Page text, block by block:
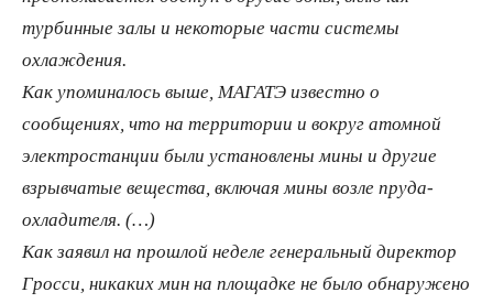
турбинные залы и некоторые части системы
охлаждения.
Как упоминалось выше, МАГАТЭ известно о
сообщениях, что на территории и вокруг атомной
электростанции были установлены мины и другие
взрывчатые вещества, включая мины возле пруда-
охладителя. (…)
Как заявил на прошлой неделе генеральный директор
Гросси, никаких мин на площадке не было обнаружено